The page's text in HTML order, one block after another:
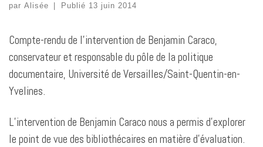
par Alisée | Publié 13 juin 2014
Compte-rendu de l’intervention de Benjamin Caraco,
conservateur et responsable du pôle de la politique
documentaire, Université de Versailles/Saint-Quentin-en-
Yvelines.
L’intervention de Benjamin Caraco nous a permis d’explorer
le point de vue des bibliothécaires en matière d’évaluation.